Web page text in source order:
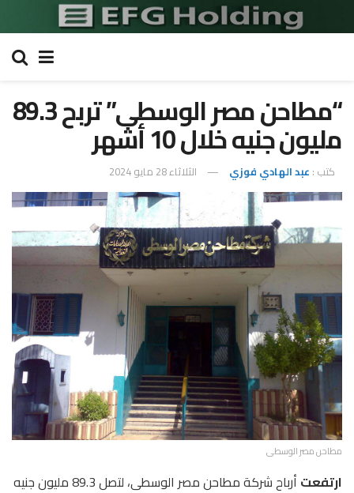
“مطاحن مصر الوسطى” تربح 89.3
مليون جنيه خلال 10 أشهر
كتب : عبد الهادي فوزي الثلاثاء 28 مايو 2024
مطاحن مصر الوسطى
ارتفعت
أرباح شركة مطاحن مصر الوسطى، لتصل 89.3 مليون جنيه